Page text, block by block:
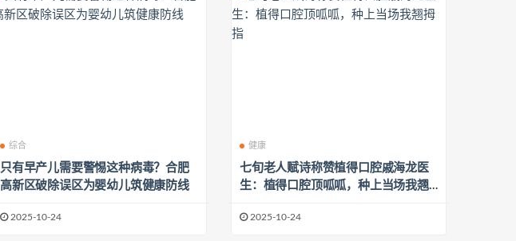
综合
只有早产儿需要警惕这种病毒？合肥
高新区破除误区为婴幼儿筑健康防线
2025-10-24
健康
七旬老人赋诗称赞植得口腔戚海龙医
生：植得口腔顶呱呱，种上当场我翘
2025-10-24